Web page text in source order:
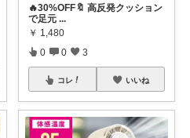
🔥30%OFF🔖 高反発クッション
で足元 ...
￥ 1,480
0 0 3
コレ いいね